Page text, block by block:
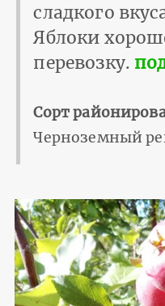
сладкого
Яблоки
перевозку.
Сорт
Черноземный